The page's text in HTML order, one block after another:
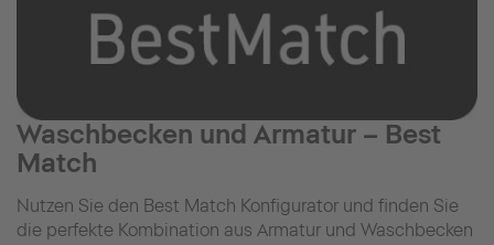
Waschbecken und Armatur – Best
Match
Nutzen Sie den Best Match Konfigurator und finden Sie
die perfekte Kombination aus Armatur und Waschbecken